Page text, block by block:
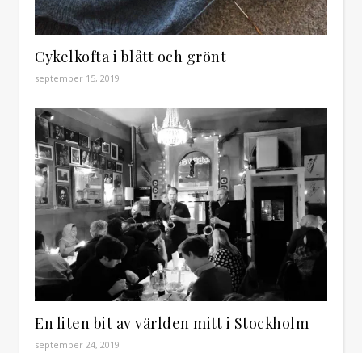
Cykelkofta i blått och grönt
september 15, 2019
En liten bit av världen mitt i Stockholm
september 24, 2019